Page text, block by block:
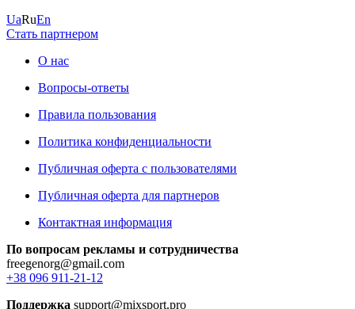
UaRuEn
Стать партнером
О нас
Вопросы-ответы
Правила пользования
Политика конфиденциальности
Публичная оферта с пользователями
Публичная оферта для партнеров
Контактная информация
По вопросам рекламы и сотрудничества
freegenorg@gmail.com
+38 096 911-21-12
Поддержка support@mixsport.pro